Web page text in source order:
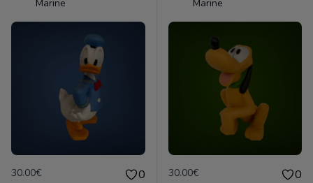
Marine
30.00€ 0
Marine
30.00€ 0